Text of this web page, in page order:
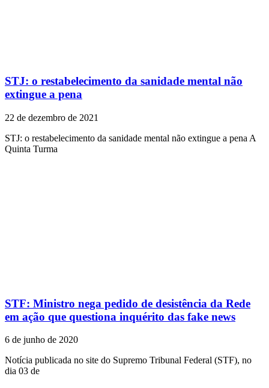
STJ: o restabelecimento da sanidade mental não
extingue a pena
22 de dezembro de 2021
STJ: o restabelecimento da sanidade mental não extingue a pena A
Quinta Turma
STF: Ministro nega pedido de desistência da Rede
em ação que questiona inquérito das fake news
6 de junho de 2020
Notícia publicada no site do Supremo Tribunal Federal (STF), no
dia 03 de